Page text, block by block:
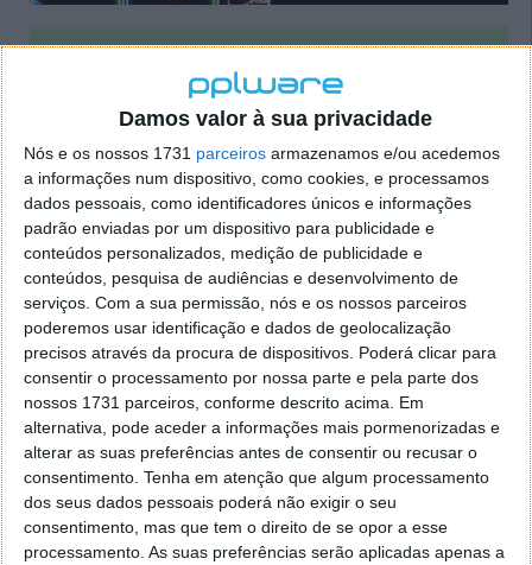
Damos valor à sua privacidade
Nós e os nossos 1731 parceiros armazenamos e/ou acedemos
a informações num dispositivo, como cookies, e processamos
dados pessoais, como identificadores únicos e informações
padrão enviadas por um dispositivo para publicidade e
conteúdos personalizados, medição de publicidade e
conteúdos, pesquisa de audiências e desenvolvimento de
serviços. Com a sua permissão, nós e os nossos parceiros
poderemos usar identificação e dados de geolocalização
precisos através da procura de dispositivos. Poderá clicar para
consentir o processamento por nossa parte e pela parte dos
nossos 1731 parceiros, conforme descrito acima. Em
alternativa, pode aceder a informações mais pormenorizadas e
alterar as suas preferências antes de consentir ou recusar o
consentimento. Tenha em atenção que algum processamento
dos seus dados pessoais poderá não exigir o seu
consentimento, mas que tem o direito de se opor a esse
processamento. As suas preferências serão aplicadas apenas a
Homepage:Natenai Ariyatrakool
: Gratuito
3. OLO
OLO parte do mesmo pressuposto que a app
anterior: jogar com amigos, mas é paga. O objetivo é
jogar com alguém, seja no mesmo smartphone, seja
online. Este é um jogo de "tabuleiro" onde é
necessária alguma estratégia, para todas as idades,